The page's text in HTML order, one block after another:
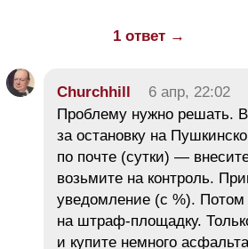
1 ответ →
Churchhill 6 апр, 22:02
Проблему нужно решать.
за остановку на
по почте (сутки) —
возьмите на контроль.
уведомление (с %). Потом
на штраф-площадку.
и купите немного